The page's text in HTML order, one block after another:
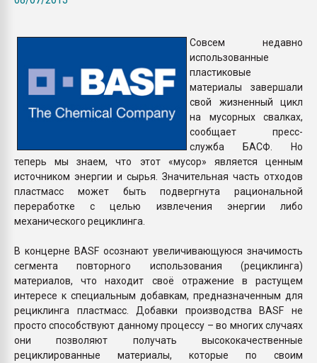
ПЕРЕЙТИ НА
Совсем недавно
использованные
пластиковые
материалы завершали
свой жизненный цикл
на мусорных свалках,
сообщает пресс-
служба БАСФ. Но
теперь мы знаем, что этот «мусор» является ценным
источником энергии и сырья. Значительная часть отходов
пластмасс может быть подвергнута рациональной
переработке с целью извлечения энергии либо
механического рециклинга.
В концерне BASF осознают увеличивающуюся значимость
сегмента повторного использования (рециклинга)
материалов, что находит своё отражение в растущем
интересе к специальным добавкам, предназначенным для
рециклинга пластмасс. Добавки производства BASF не
просто способствуют данному процессу – во многих случаях
они позволяют получать высококачественные
рециклированные материалы, которые по своим